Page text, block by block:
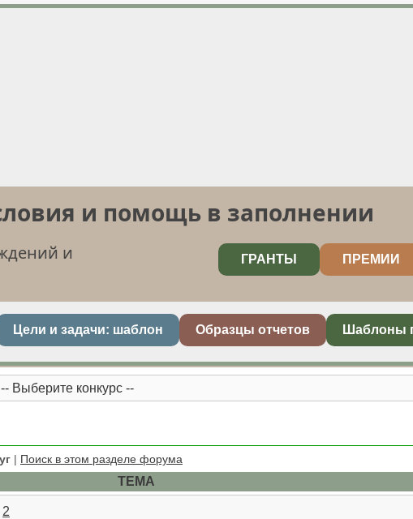
и помощь в заполнении
и
ГРАНТЫ ПРЕМИИ
Цели и задачи: шаблон Образцы отчетов Шаблоны
| Поиск в этом разделе форума
ТЕМА
2